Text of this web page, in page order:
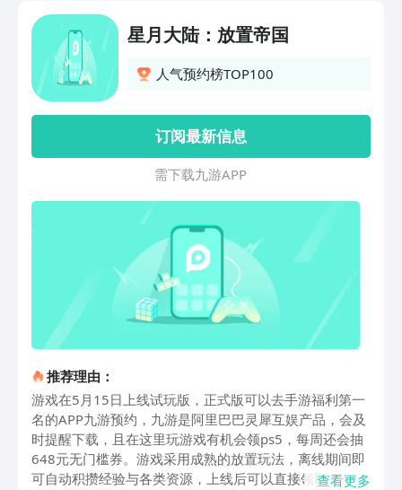
星月大陆：放置帝国
人气预约榜TOP100
订阅最新信息
需 下 载 九 游 A P P
推荐理由：
游戏在5月15日上线试玩版，正式版可以去手游福利第一
名的APP九游预约，九游是阿里巴巴灵犀互娱产品，会及
时提醒下载，且在这里玩游戏有机会领ps5，每周还会抽
648元无门槛券。游戏采用成熟的放置玩法，离线期间即
可自动积攒经验与各类资源，上线后可以直接领取收益并
查看更多